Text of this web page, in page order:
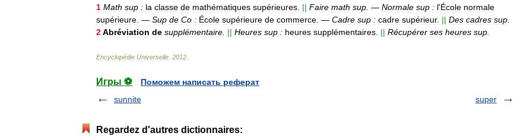
1 Math sup : la classe de mathématiques supérieures || Faire math sup — Normale sup : l'École normale
supérieure — Sup de Co : École supérieure de commerce — Cadre sup : cadre supérieur. || Des cadres sup
2Abréviation de supplémentaire || Heures sup : heures supplémentaires || Récupérer ses heures sup
Encyclopédie Universelle 2012
Игры ⚽
Поможем написать реферат
sunnite
super
Regardez d'autres dictionnaires: